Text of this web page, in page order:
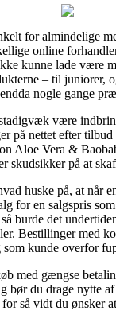
for almindelige
online
kunne lade være
– til juniorer,
nogle gange
være
på nettet efter
Aloe Vera &
skudsikker på at
huske på, at når
for en salgspris
burde det
Bestillinger med
som kunde overfor
med gængse
bør du drage nytte
så vidt du ønsker